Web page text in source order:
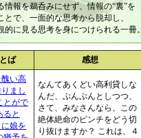
情報を鵜呑みにせず、情報の“裏”を
で、一面的な思考から脱却し、
的に見る思考を身につけられる一冊。
ば 感想
い高
まし
とがで
ると
娘を
なんてあくどい高利貸しな
んだ、ぷんぷんとしつつ、
さて、みなさんなら、この
絶体絶命のピンチをどう切
り抜けますか？ これは、４